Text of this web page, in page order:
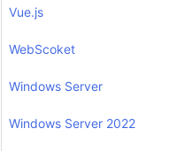
Vue.js
WebScoket
Windows Server
Windows Server 2022